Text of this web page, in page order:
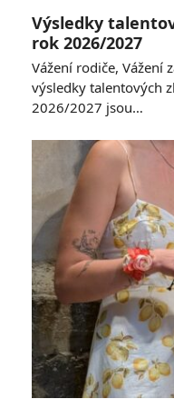
Výsledky
rok 2026/2027
Vážení rodiče, Vážení
výsledky talentových
2026/2027 jsou…